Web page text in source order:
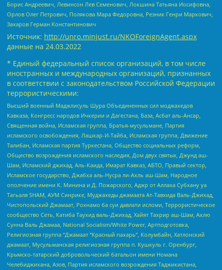
Борис Андреевич, Левинсон Лев Семенович, Локшина Татьяна Иосифовна,
Орлов Олег Петрович, Полякова Мара Федоровна, Резник Генри Маркович,
Захаров Герман Константинович
Источник: http://unro.minjust.ru/NKOForeignAgent.aspx
данные на 24.03.2022
* Единый федеральный список организаций, в том числе
иностранных и международных организаций, признанных
в соответствии с законодательством Российской Федерации
террористическими:
Высший военный Маджлисуль Шура Объединенных сил моджахедов
Кавказа, Конгресс народов Ичкерии и Дагестана, База, Асбат аль-Ансар,
Священная война, Исламская группа, Братья-мусульмане, Партия
исламского освобождения, Лашкар-И-Тайба, Исламская группа, Движение
Талибан, Исламская партия Туркестана, Общество социальных реформ,
Общество возрождения исламского наследия, Дом двух святых, Джунд аш-
Шам, Исламский джихад, Аль-Каида, Имарат Кавказ, АБТО, Правый сектор,
Исламское государство, Джабха аль-Нусра ли-Ахль аш-Шам, Народное
ополчение имени К. Минина и Д. Пожарского, Аджр от Аллаха Субхану уа
Тагьаля SHAM, АУМ Синрике, Муджахеды джамаата Ат-Тавхида Валь-Джихад,
Чистопольский Джамаат, Рохнамо ба суи давлати исломи, Террористическое
сообщество Сеть, Катиба Таухид валь-Джихад, Хайят Тахрир аш-Шам, Ахлю
Сунна Валь Джамаа, National Socialism/White Power, Артподготовка,
Религиозная группа “Джамаат “Красный пахарь”, Колумбайн, Хатлонский
джамаат, Мусульманская религиозная группа п. Кушкуль г. Оренбург,
Крымско-татарский добровольческий батальон имени Номана
Челебиджихана, Азов, Партия исламского возрождения Таджикистана,